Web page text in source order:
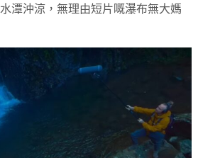
潭沖涼，無理由短片嘅瀑布無大媽